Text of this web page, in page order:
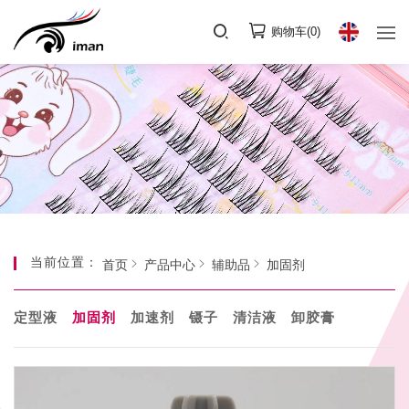
购物车(0)
当前位置： 首页 产品中心 辅助品 加固剂
定型液 加固剂 加速剂 镊子 清洁液 卸胶膏